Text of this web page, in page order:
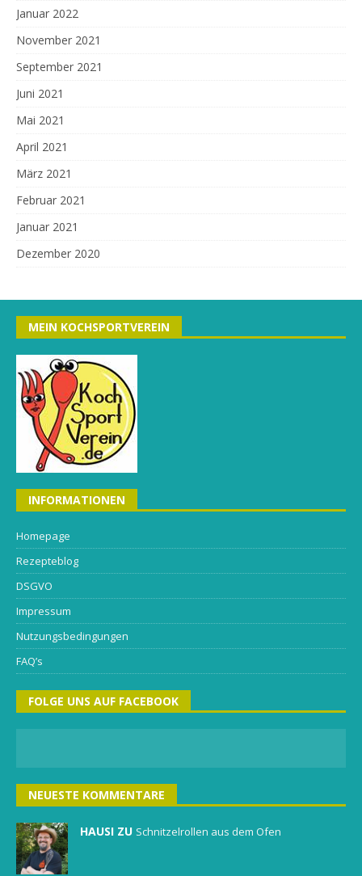
Januar 2022
November 2021
September 2021
Juni 2021
Mai 2021
April 2021
März 2021
Februar 2021
Januar 2021
Dezember 2020
MEIN KOCHSPORTVEREIN
INFORMATIONEN
Homepage
Rezepteblog
DSGVO
Impressum
Nutzungsbedingungen
FAQ’s
FOLGE UNS AUF FACEBOOK
NEUESTE KOMMENTARE
HAUSI ZU Schnitzelrollen aus dem Ofen